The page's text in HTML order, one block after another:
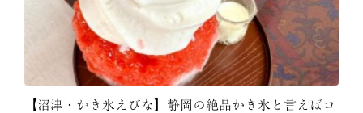
中伊豆
【沼津・かき氷えびな】静岡の絶品かき氷と言えばコ